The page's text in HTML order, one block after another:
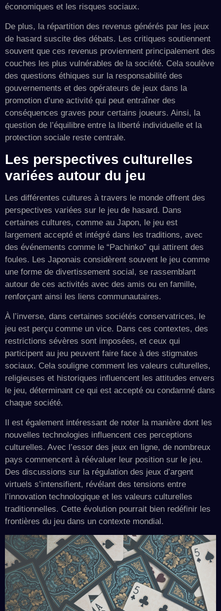
économiques et les risques sociaux.
De plus, la répartition des revenus générés par les jeux
de hasard suscite des débats. Les critiques soutiennent
souvent que ces revenus proviennent principalement des
couches les plus vulnérables de la société. Cela soulève
des questions éthiques sur la responsabilité des
gouvernements et des opérateurs de jeux dans la
promotion d’une activité qui peut entraîner des
conséquences graves pour certains joueurs. Ainsi, la
question de l’équilibre entre la liberté individuelle et la
protection sociale reste centrale.
Les perspectives culturelles
variées autour du jeu
Les différentes cultures à travers le monde offrent des
perspectives variées sur le jeu de hasard. Dans
certaines cultures, comme au Japon, le jeu est
largement accepté et intégré dans les traditions, avec
des événements comme le “Pachinko” qui attirent des
foules. Les Japonais considèrent souvent le jeu comme
une forme de divertissement social, se rassemblant
autour de ces activités avec des amis ou en famille,
renforçant ainsi les liens communautaires.
À l’inverse, dans certaines sociétés conservatrices, le
jeu est perçu comme un vice. Dans ces contextes, des
restrictions sévères sont imposées, et ceux qui
participent au jeu peuvent faire face à des stigmates
sociaux. Cela souligne comment les valeurs culturelles,
religieuses et historiques influencent les attitudes envers
le jeu, déterminant ce qui est accepté ou condamné dans
chaque société.
Il est également intéressant de noter la manière dont les
nouvelles technologies influencent ces perceptions
culturelles. Avec l’essor des jeux en ligne, de nombreux
pays commencent à réévaluer leur position sur le jeu.
Des discussions sur la régulation des jeux d’argent
virtuels s’intensifient, révélant des tensions entre
l’innovation technologique et les valeurs culturelles
traditionnelles. Cette évolution pourrait bien redéfinir les
frontières du jeu dans un contexte mondial.